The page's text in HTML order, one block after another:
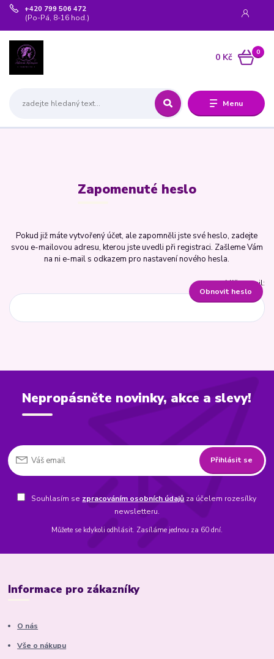
Menu
+420 799 506 472
(Po-Pá, 8-16 hod.)
0
0 Kč
Zapomenuté heslo
Pokud již máte vytvořený účet, ale zapomněli jste své heslo, zadejte
svou e-mailovou adresu, kterou jste uvedli při registraci. Zašleme Vám
na ni e-mail s odkazem pro nastavení nového hesla.
Váš e-mail:
Obnovit heslo
Nepropásněte novinky, akce a slevy!
Přihlásit se
Souhlasím se zpracováním osobních údajů za účelem rozesílky
newsletteru.
Můžete se kdykoli odhlásit. Zasíláme jednou za 60 dní.
Informace pro zákazníky
O nás
Vše o nákupu